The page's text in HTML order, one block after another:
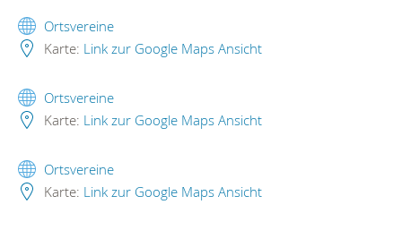
Ortsvereine
Karte: Link zur Google Maps Ansicht
Ortsvereine
Karte: Link zur Google Maps Ansicht
Ortsvereine
Karte: Link zur Google Maps Ansicht